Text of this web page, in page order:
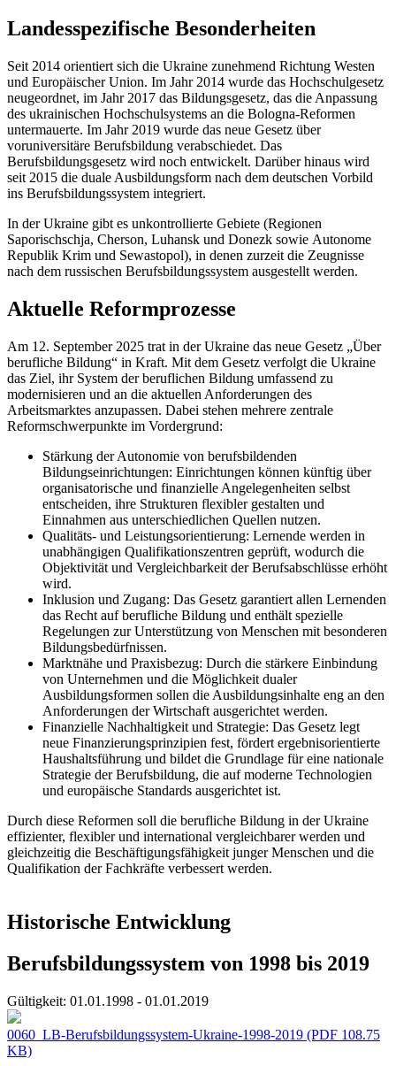
Landesspezifische Besonderheiten
Seit 2014 orientiert sich die Ukraine zunehmend Richtung Westen
und Europäischer Union. Im Jahr 2014 wurde das Hochschulgesetz
neugeordnet, im Jahr 2017 das Bildungsgesetz, das die Anpassung
des ukrainischen Hochschulsystems an die Bologna-Reformen
untermauerte. Im Jahr 2019 wurde das neue Gesetz über
voruniversitäre Berufsbildung verabschiedet. Das
Berufsbildungsgesetz wird noch entwickelt. Darüber hinaus wird
seit 2015 die duale Ausbildungsform nach dem deutschen Vorbild
ins Berufsbildungssystem integriert.
In der Ukraine gibt es unkontrollierte Gebiete (Regionen
Saporischschja, Cherson, Luhansk und Donezk sowie Autonome
Republik Krim und Sewastopol), in denen zurzeit die Zeugnisse
nach dem russischen Berufsbildungssystem ausgestellt werden.
Aktuelle Reformprozesse
Am 12. September 2025 trat in der Ukraine das neue Gesetz „Über
berufliche Bildung“ in Kraft. Mit dem Gesetz verfolgt die Ukraine
das Ziel, ihr System der beruflichen Bildung umfassend zu
modernisieren und an die aktuellen Anforderungen des
Arbeitsmarktes anzupassen. Dabei stehen mehrere zentrale
Reformschwerpunkte im Vordergrund:
Stärkung der Autonomie von berufsbildenden
Bildungseinrichtungen: Einrichtungen können künftig über
organisatorische und finanzielle Angelegenheiten selbst
entscheiden, ihre Strukturen flexibler gestalten und
Einnahmen aus unterschiedlichen Quellen nutzen.
Qualitäts- und Leistungsorientierung: Lernende werden in
unabhängigen Qualifikationszentren geprüft, wodurch die
Objektivität und Vergleichbarkeit der Berufsabschlüsse erhöht
wird.
Inklusion und Zugang: Das Gesetz garantiert allen Lernenden
das Recht auf berufliche Bildung und enthält spezielle
Regelungen zur Unterstützung von Menschen mit besonderen
Bildungsbedürfnissen.
Marktnähe und Praxisbezug: Durch die stärkere Einbindung
von Unternehmen und die Möglichkeit dualer
Ausbildungsformen sollen die Ausbildungsinhalte eng an den
Anforderungen der Wirtschaft ausgerichtet werden.
Finanzielle Nachhaltigkeit und Strategie: Das Gesetz legt
neue Finanzierungsprinzipien fest, fördert ergebnisorientierte
Haushaltsführung und bildet die Grundlage für eine nationale
Strategie der Berufsbildung, die auf moderne Technologien
und europäische Standards ausgerichtet ist.
Durch diese Reformen soll die berufliche Bildung in der Ukraine
effizienter, flexibler und international vergleichbarer werden und
gleichzeitig die Beschäftigungsfähigkeit junger Menschen und die
Qualifikation der Fachkräfte verbessert werden.
Historische Entwicklung
Berufsbildungssystem von 1998 bis 2019
Gültigkeit: 01.01.1998 - 01.01.2019
0060_LB-Berufsbildungssystem-Ukraine-1998-2019 (PDF 108.75
KB)